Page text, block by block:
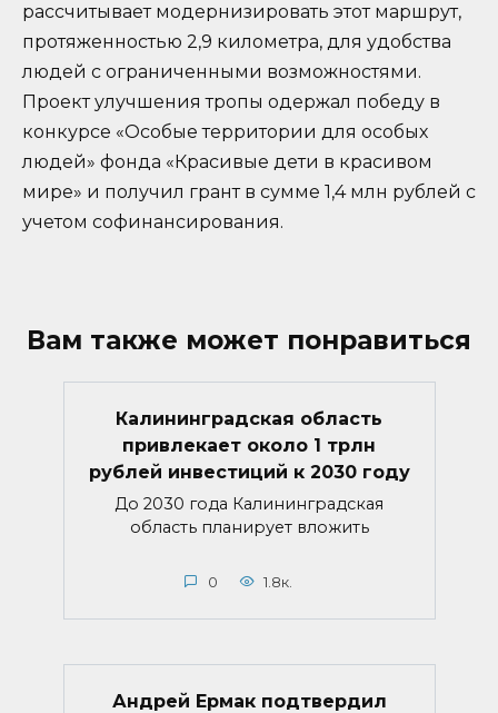
рассчитывает модернизировать этот маршрут,
протяженностью 2,9 километра, для удобства
людей с ограниченными возможностями.
Проект улучшения тропы одержал победу в
конкурсе «Особые территории для особых
людей» фонда «Красивые дети в красивом
мире» и получил грант в сумме 1,4 млн рублей с
учетом софинансирования.
Вам также может понравиться
Калининградская область
привлекает около 1 трлн
рублей инвестиций к 2030 году
До 2030 года Калининградская
область планирует вложить
0 1.8к.
Андрей Ермак подтвердил